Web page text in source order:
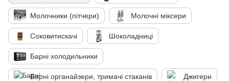
Молочники (пітчери) Молочні міксери
Соковитискачі Шоколадниці
Барні холодильники
Барні органайзери, тримачі стаканів Джигери